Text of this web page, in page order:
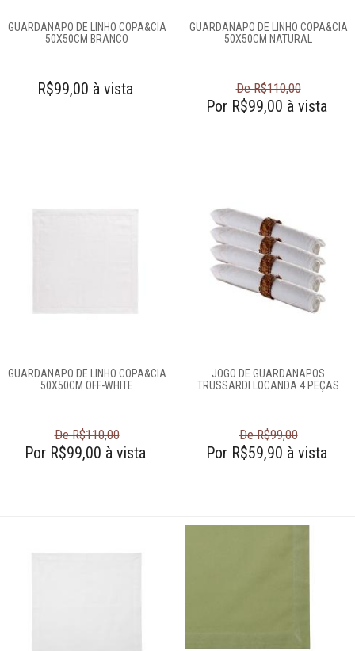
GUARDANAPO DE LINHO COPA&CIA
50X50CM BRANCO
R$99,00 à vista
GUARDANAPO DE LINHO COPA&CIA
50X50CM NATURAL
De R$110,00
Por R$99,00 à vista
GUARDANAPO DE LINHO COPA&CIA
50X50CM OFF-WHITE
De R$110,00
Por R$99,00 à vista
JOGO DE GUARDANAPOS
TRUSSARDI LOCANDA 4 PEÇAS
De R$99,00
Por R$59,90 à vista